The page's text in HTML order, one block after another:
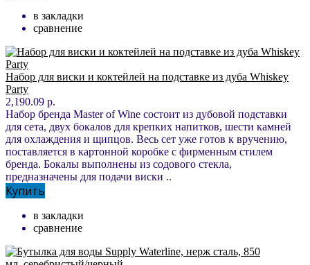
в закладки
сравнение
Набор для виски и коктейлей на подставке из дуба Whiskey
Party
2,190.09 р.
Набор бренда Master of Wine состоит из дубовой подставки
для сета, двух бокалов для крепких напитков, шести камней
для охлаждения и щипцов. Весь сет уже готов к вручению,
поставляется в картонной коробке с фирменным стилем
бренда. Бокалы выполнены из содового стекла,
предназначены для подачи виски ..
Купить
в закладки
сравнение